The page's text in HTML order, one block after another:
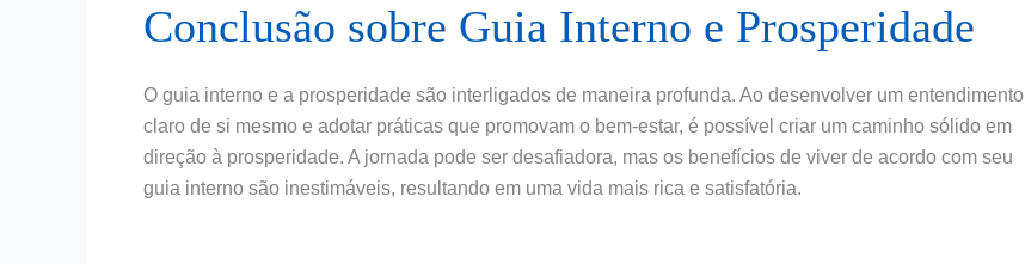
Conclusão sobre Guia Interno e Prosperidade
O guia interno e a prosperidade são interligados de maneira profunda. Ao desenvolver um entendimento
claro de si mesmo e adotar práticas que promovam o bem-estar, é possível criar um caminho sólido em
direção à prosperidade. A jornada pode ser desafiadora, mas os benefícios de viver de acordo com seu
guia interno são inestimáveis, resultando em uma vida mais rica e satisfatória.